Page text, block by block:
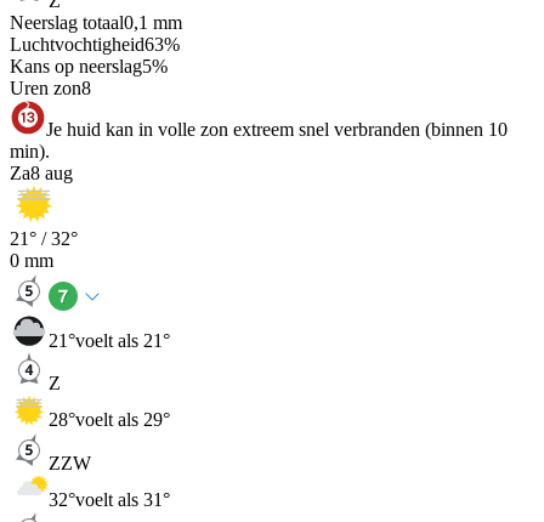
Neerslag totaal0,1 mm
Luchtvochtigheid63%
Kans op neerslag5%
Uren zon8
Je huid kan in volle zon extreem snel verbranden (binnen 10
min).
Za8 aug
21° /32°
0 mm
21°voelt als 21°
Z
28°voelt als 29°
ZZW
32°voelt als 31°